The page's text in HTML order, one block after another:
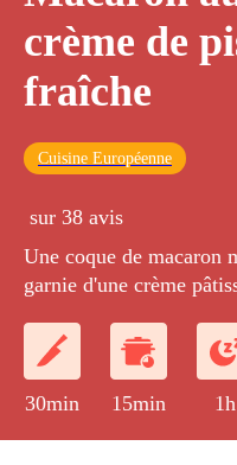
crème de
fraîche
Cuisine Européenne
sur 38 avis
Une coque de macaron
garnie d'une crème
30min 15min 1h